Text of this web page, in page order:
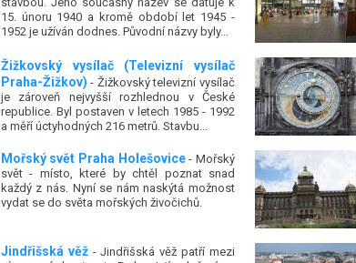
15. únoru 1940 a kromě období let 1945 -
1952 je užíván dodnes. Původní názvy byly...
Žižkovský vysílač (Televizní vysílač
Praha-Žižkov) - Žižkovský televizní vysílač
je zároveň nejvyšší rozhlednou v České
republice. Byl postaven v letech 1985 - 1992
a měří úctyhodných 216 metrů. Stavbu...
Mořský svět Praha Holešovice- Mořský
svět - místo, které by chtěl poznat snad
každý z nás. Nyní se nám naskýtá možnost
vydat se do světa mořských živočichů.
Jindřišská věž- Jindřišská věž patří mezi